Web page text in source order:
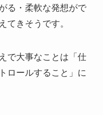
る・柔軟な発想がで
てきそうです。
で大事なことは「仕
ロールすること」に